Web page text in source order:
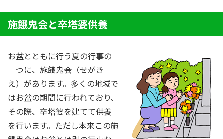
施餓鬼会と卒塔婆供養
お盆とともに行う夏の行事の
一つに、施餓鬼会（せがき
え）があります。多くの地域で
はお盆の期間に行われており、
その際、卒塔婆を建てて供養
を行います。ただし本来この施